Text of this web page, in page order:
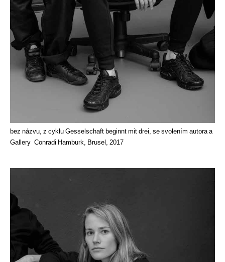
bez názvu, z cyklu Gesselschaft beginnt mit drei, se svolením autora a
Gallery Conradi Hamburk, Brusel, 2017